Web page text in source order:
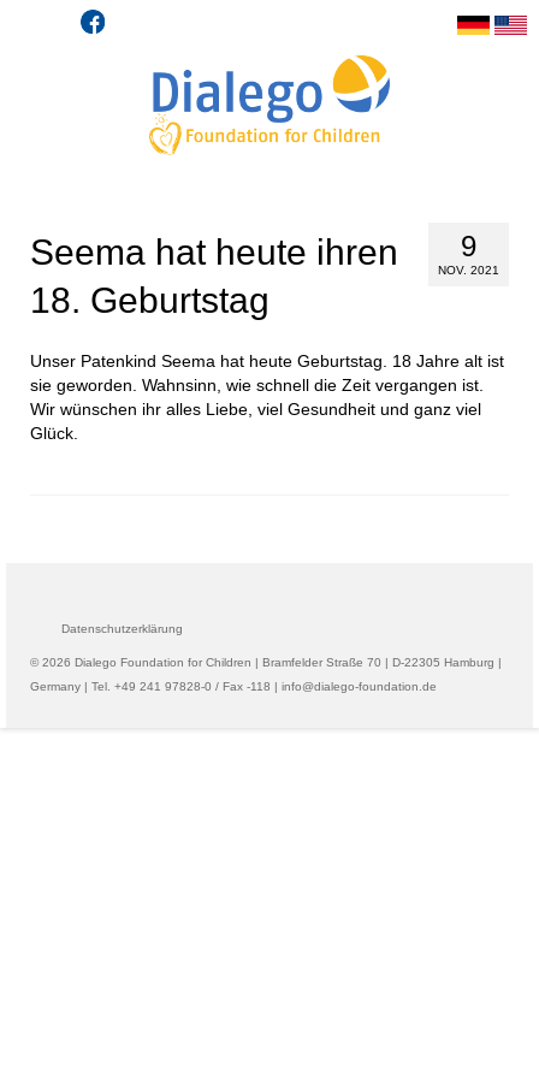
9
NOV. 2021
Seema hat heute ihren
18. Geburtstag
Unser Patenkind Seema hat heute Geburtstag. 18 Jahre alt ist
sie geworden. Wahnsinn, wie schnell die Zeit vergangen ist.
Wir wünschen ihr alles Liebe, viel Gesundheit und ganz viel
Glück.
Datenschutzerklärung
© 2026 Dialego Foundation for Children | Bramfelder Straße 70 | D-22305 Hamburg |
Germany | Tel. +49 241 97828-0 / Fax -118 | info@dialego-foundation.de